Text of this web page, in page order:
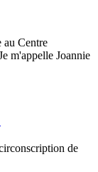
au Centre
m'appelle Joannie
de